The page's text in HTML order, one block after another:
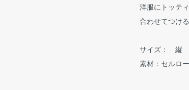
洋服にトッテ
合わせてつけ
サイズ： 縦
素材：セルロ